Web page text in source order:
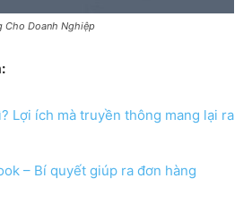
Cho Doanh Nghiệp
Lợi ích mà truyền thông mang lại ra
– Bí quyết giúp ra đơn hàng